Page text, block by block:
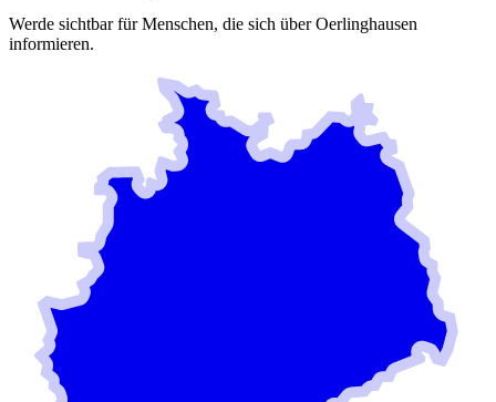
Werde sichtbar für Menschen, die sich überOerlinghausen
informieren.